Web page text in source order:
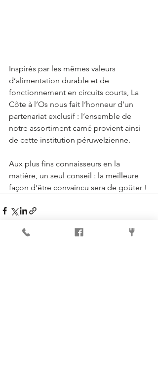
Inspirés par les mêmes valeurs
d’alimentation durable et de
fonctionnement en circuits courts, La
Côte à l’Os nous fait l’honneur d’un
partenariat exclusif : l’ensemble de
notre assortiment carné provient ainsi
de cette institution péruwelzienne.
Aux plus fins connaisseurs en la
matière, un seul conseil : la meilleure
façon d’être convaincu sera de goûter !